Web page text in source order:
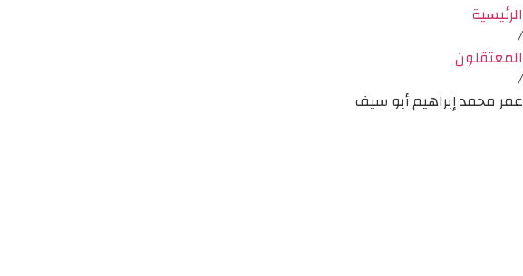
الرئيسية
/
المعتقلون
/
عمر محمد إبراهيم أبو سيف